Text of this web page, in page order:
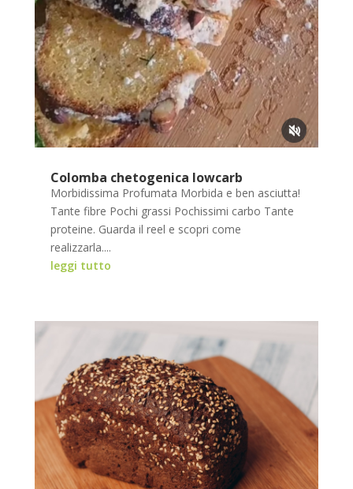
Colomba chetogenica lowcarb
Morbidissima Profumata Morbida e ben asciutta!
Tante fibre Pochi grassi Pochissimi carbo Tante
proteine. Guarda il reel e scopri come
realizzarla....
leggi tutto